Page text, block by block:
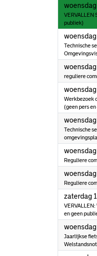
VERVALLEN
publiek)
Technische
reguliere
Werkbezoek
(geen pers
Technische
Reguliere
Reguliere
zaterdag
en geen
Jaarlijkse